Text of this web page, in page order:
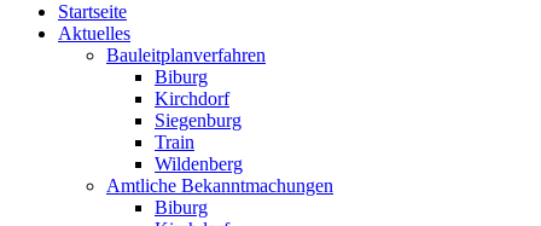
Startseite
Aktuelles
Bauleitplanverfahren
Biburg
Kirchdorf
Siegenburg
Train
Wildenberg
Amtliche Bekanntmachungen
Biburg